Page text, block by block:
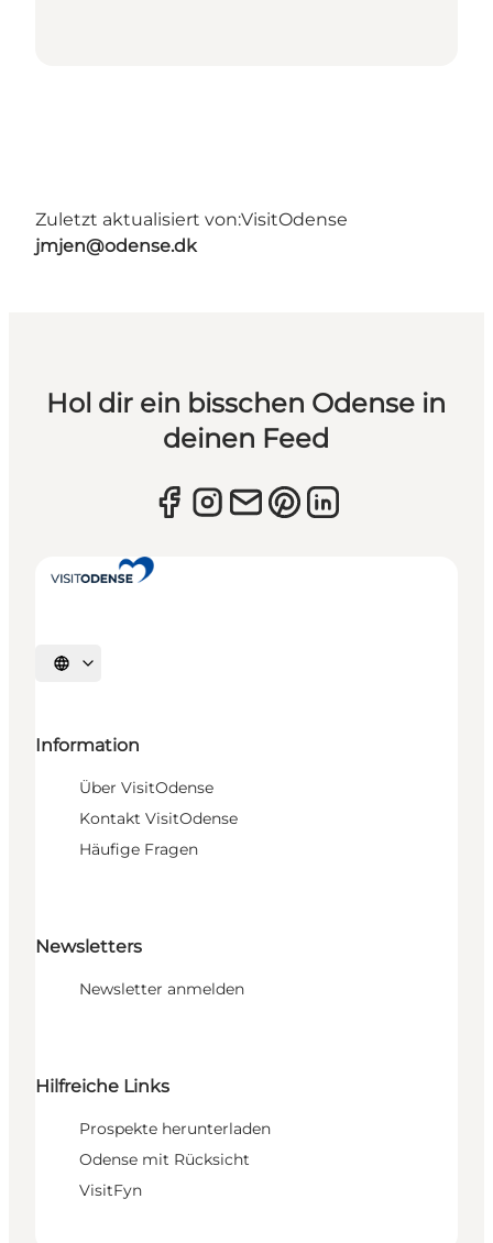
Zuletzt aktualisiert von:VisitOdense
jmjen@odense.dk
Hol dir ein bisschen Odense in
deinen Feed
Sprache auswählen
Information
Über VisitOdense
Kontakt VisitOdense
Häufige Fragen
Newsletters
Newsletter anmelden
Hilfreiche Links
Prospekte herunterladen
Odense mit Rücksicht
VisitFyn